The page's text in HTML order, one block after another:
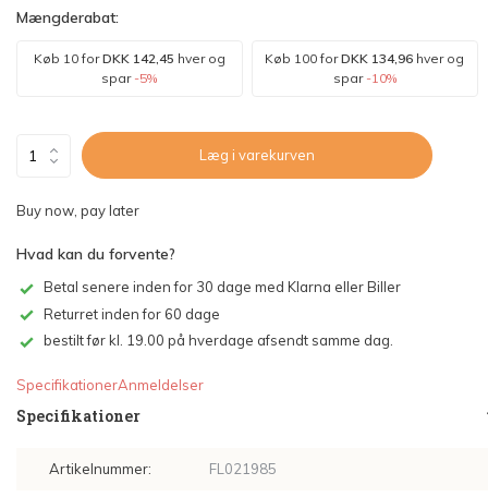
Mængderabat:
Køb 10 forDKK 142,45 hver og
spar -5%
Køb 100 forDKK 134,96 hver og
spar -10%
Læg i varekurven
Buy now, pay later
Hvad kan du forvente?
Betal senere inden for 30 dage med Klarna eller Biller
Returret inden for 60 dage
bestilt før kl. 19.00 på hverdage afsendt samme dag.
SpecifikationerAnmeldelser
Specifikationer
Artikelnummer: FL021985